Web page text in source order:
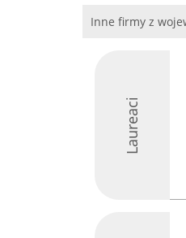
Inne firmy z
Laureaci